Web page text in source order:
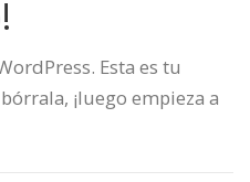
Esta es tu
¡luego empieza a